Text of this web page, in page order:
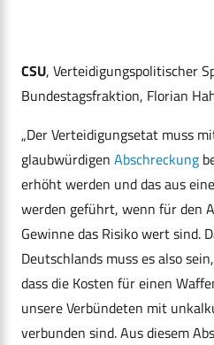
CSU, Verteidigungspolitischer
Bundestagsfraktion, Florian
„Der Verteidigungsetat muss
glaubwürdigen Abschreckung
erhöht werden und das aus
werden geführt, wenn für den
Gewinne das Risiko wert sind.
Deutschlands muss es also
dass die Kosten für einen
unsere Verbündeten mit
verbunden sind. Aus diesem